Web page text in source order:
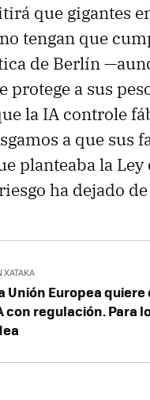
que gigantes
tengan que
de Berlín
protege a sus
la IA controle
a que sus
planteaba la Ley
ha dejado
XATAKA
Unión Europea
con regulación. Para